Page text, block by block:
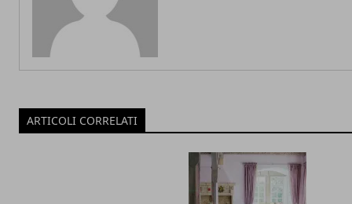
ARTICOLI CORRELATI